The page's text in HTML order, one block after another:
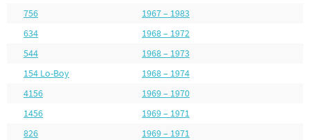
756
1967 – 1983
634
1968 – 1972
544
1968 – 1973
154 Lo-Boy
1968 – 1974
4156
1969 – 1970
1456
1969 – 1971
826
1969 – 1971